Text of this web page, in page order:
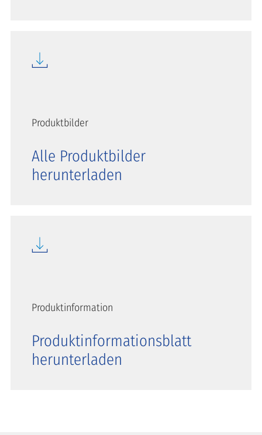
Produktbilder
Alle Produktbilder
herunterladen
Produktinformation
Produktinformationsblatt
herunterladen